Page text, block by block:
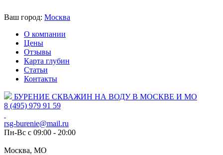
Ваш город: Москва
О компании
Цены
Отзывы
Карта глубин
Статьи
Контакты
БУРЕНИЕ СКВАЖИН НА ВОДУ В МОСКВЕ И МО
8 (495) 979 91 59
rsg-burenie@mail.ru
Пн-Вс с 09:00 - 20:00
Москва, МО